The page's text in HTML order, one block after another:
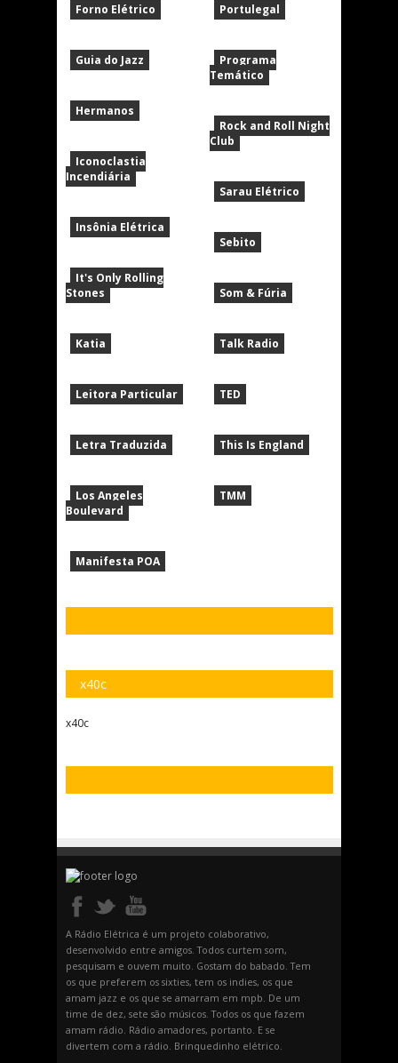
Forno Elétrico
Guia do Jazz
Hermanos
Iconoclastia
Incendiária
Insônia Elétrica
It's Only Rolling
Stones
Katia
Leitora Particular
Letra Traduzida
Los Angeles
Boulevard
Manifesta POA
Portulegal
Programa
Temático
Rock and Roll Night
Club
Sarau Elétrico
Sebito
Som & Fúria
Talk Radio
TED
This Is England
TMM
x40c
x40c
A Rádio Elétrica é um projeto colaborativo,
desenvolvido entre amigos. Todos curtem som,
pesquisam e ouvem muito. Gostam do babado. Tem
os que preferem os sixties, tem os indies, os que
amam jazz e os que se amarram em mpb. De um
time de dez, sete são músicos. Todos os que fazem
amam rádio. Rádio amadores, portanto. E se
divertem com a rádio. Brinquedinho elétrico.